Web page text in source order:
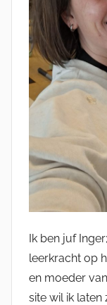
Ik ben juf
leerkracht op
en moeder
site wil ik laten